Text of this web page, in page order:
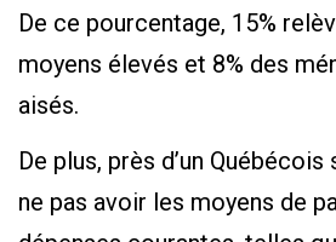
De ce pourcentage, 15%
moyens élevés et 8% des
aisés.
De plus, près d’un
ne pas avoir les moyens de